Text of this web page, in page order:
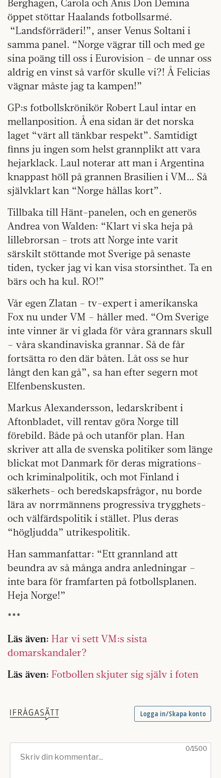
Berghagen, Carola och Anis Don Demina
öppet stöttar Haalands fotbollsarmé.
“Landsförräderi!”, anser Venus Soltani i
samma panel. “Norge vägrar till och med ge
sina poäng till oss i Eurovision – de unnar oss
aldrig en vinst så varför skulle vi?! Å Felicias
vägnar måste jag ta kampen!”
GP:s fotbollskrönikör Robert Laul intar en
mellanposition. Å ena sidan är det norska
laget “värt all tänkbar respekt”. Samtidigt
finns ju ingen som helst grannplikt att vara
hejarklack. Laul noterar att man i Argentina
knappast höll på grannen Brasilien i VM… Så
självklart kan “Norge hållas kort”.
Tillbaka till Hänt-panelen, och en generös
Andrea von Walden: “Klart vi ska heja på
lillebrorsan – trots att Norge inte varit
särskilt stöttande mot Sverige på senaste
tiden, tycker jag vi kan visa storsinthet. Ta en
bärs och ha kul. RO!”
Vår egen Zlatan – tv-expert i amerikanska
Fox nu under VM – håller med. “Om Sverige
inte vinner är vi glada för våra grannars skull
– våra skandinaviska grannar. Så de får
fortsätta ro den där båten. Låt oss se hur
långt den kan gå”, sa han efter segern mot
Elfenbenskusten.
Markus Alexandersson, ledarskribent i
Aftonbladet, vill rentav göra Norge till
förebild. Både på och utanför plan. Han
skriver att alla de svenska politiker som länge
blickat mot Danmark för deras migrations-
och kriminalpolitik, och mot Finland i
säkerhets- och beredskapsfrågor, nu borde
lära av norrmännens progressiva trygghets-
och välfärdspolitik i stället. Plus deras
“högljudda” utrikespolitik.
Han sammanfattar: “Ett grannland att
beundra av så många andra anledningar –
inte bara för framfarten på fotbollsplanen.
Heja Norge!”
***
Läs även: Har vi sett VM:s sista
domarskandaler?
Läs även: Fotbollen skjuter sig själv i foten